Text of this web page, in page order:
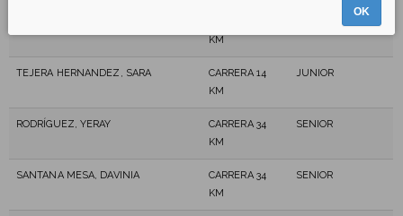
KM
MASTER 40
TEJERA HERNANDEZ, SARA
CARRERA 14
KM
JUNIOR
RODRÍGUEZ, YERAY
CARRERA 34
KM
SENIOR
SANTANA MESA, DAVINIA
CARRERA 34
KM
SENIOR
OK